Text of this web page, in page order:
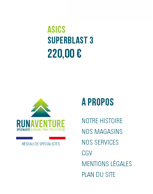
NÄAK
4,00 €
À propos
NOTRE HISTOIRE
NOS MAGASINS
NOS SERVICES
CGV
MENTIONS LÉGALES
PLAN DU SITE